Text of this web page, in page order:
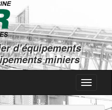
d’équipements
miniers
Toggle